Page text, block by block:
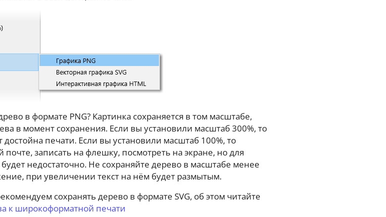
в формате PNG? Картинка сохраняется в том масштабе,
в момент сохранения. Если вы установили масштаб 300%, то
достойна печати. Если вы установили масштаб 100%, то
записать на флешку, посмотреть на экране, но для
недостаточно. Не сохраняйте дерево в масштабе менее
при увеличении текст на нём будет размытым.
сохранять дерево в формате SVG, об этом читайте
к широкоформатной печати